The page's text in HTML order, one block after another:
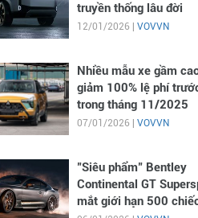
truyền thống lâu đời
12/01/2026 | VOVVN
Nhiều mẫu xe gầm
giảm 100% lệ phí
trong tháng 11/2025
07/01/2026 | VOVVN
"Siêu phẩm" Bentley
Continental GT
mắt giới hạn 500